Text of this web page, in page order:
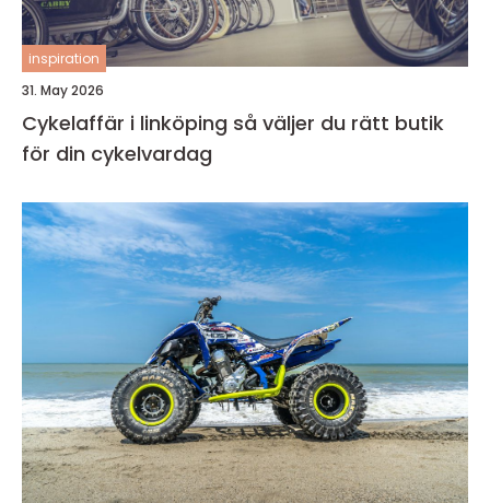
inspiration
31. May 2026
Cykelaffär i linköping så väljer du rätt butik
för din cykelvardag